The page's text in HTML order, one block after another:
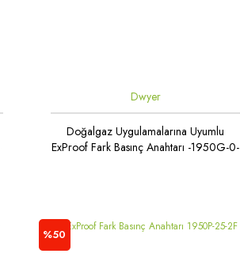
Dwyer
Doğalgaz Uygulamalarına Uyumlu
ExProof Fark Basınç Anahtarı -1950G-0-
%50